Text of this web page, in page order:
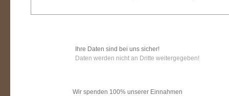
Ihre Daten sind bei uns sicher!
Daten werden nicht an Dritte weitergegeben!
Wir spenden 100% unserer Einnahmen